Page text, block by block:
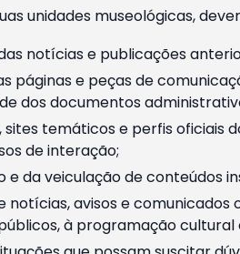
unidades museológicas,
notícias e publicações
páginas e peças de
dos documentos
temáticos e perfis oficiais
de interação;
e da veiculação de conteúdos
notícias, avisos e
à programação